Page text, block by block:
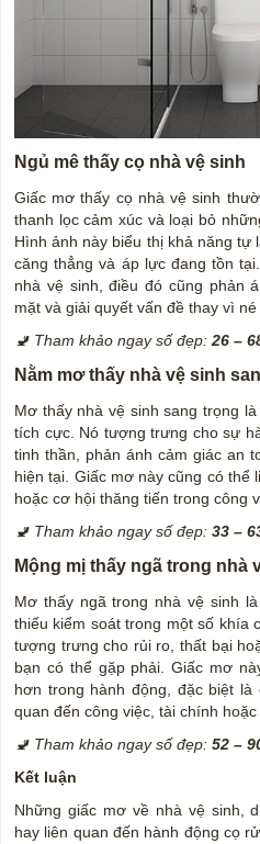
Ngủ mê thấy cọ nhà vệ sinh
Giấc mơ thấy cọ nhà vệ sinh
thanh lọc cảm xúc và loại bỏ
Hình ảnh này biểu thị khả năng tự
căng thẳng và áp lực đang tồn
nhà vệ sinh, điều đó cũng phản
mặt và giải quyết vấn đề thay vì né
🚽 Tham khảo ngay số đẹp: 26 –
Nằm mơ thấy nhà vệ sinh
Mơ thấy nhà vệ sinh sang trọng
tích cực. Nó tượng trưng cho sự
tinh thần, phản ánh cảm giác an
hiện tại. Giấc mơ này cũng có thể
hoặc cơ hội thăng tiến trong công
🚽 Tham khảo ngay số đẹp: 33 –
Mộng mị thấy ngã trong nhà
Mơ thấy ngã trong nhà vệ sinh
thiếu kiểm soát trong một số khía
tượng trưng cho rủi ro, thất bại
bạn có thể gặp phải. Giấc mơ
hơn trong hành động, đặc biệt là
quan đến công việc, tài chính hoặc
🚽 Tham khảo ngay số đẹp: 52 –
Kết luận
Những giấc mơ về nhà vệ sinh,
hay liên quan đến hành động cọ